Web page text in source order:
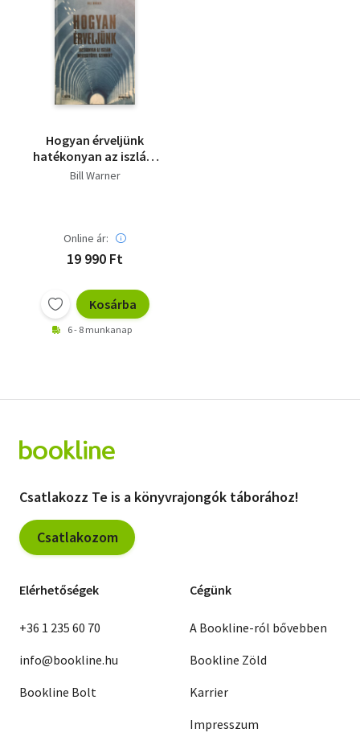
Hogyan érveljünk
hatékonyan az iszlám
mentegetőivel
Bill Warner
Online ár:
19 990 Ft
Kosárba
6 - 8 munkanap
Csatlakozz Te is a könyvrajongók táborához!
Csatlakozom
Elérhetőségek
+36 1 235 60 70
info@bookline.hu
Bookline Bolt
Cégünk
A Bookline-ról bővebben
Bookline Zöld
Karrier
Impresszum